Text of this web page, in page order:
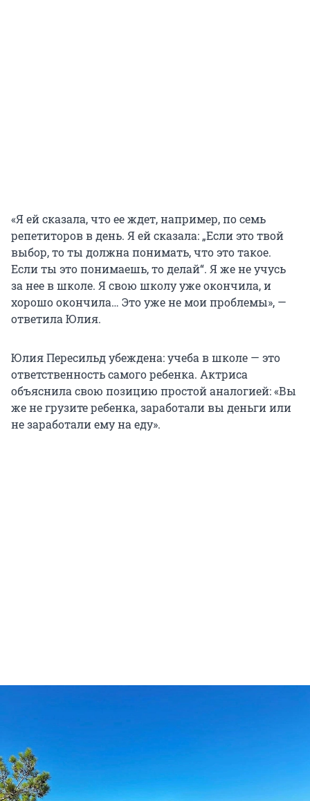
«Я ей сказала, что ее ждет, например, по семь
репетиторов в день. Я ей сказала: „Если это твой
выбор, то ты должна понимать, что это такое.
Если ты это понимаешь, то делай“. Я же не учусь
за нее в школе. Я свою школу уже окончила, и
хорошо окончила… Это уже не мои проблемы», —
ответила Юлия.
Юлия Пересильд убеждена: учеба в школе — это
ответственность самого ребенка. Актриса
объяснила свою позицию простой аналогией: «Вы
же не грузите ребенка, заработали вы деньги или
не заработали ему на еду».